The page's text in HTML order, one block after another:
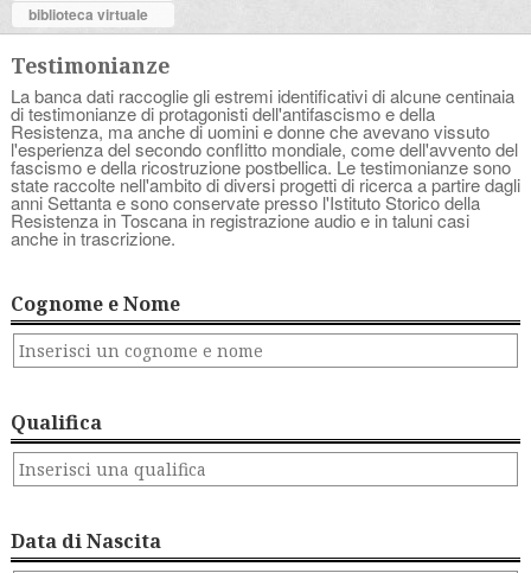
biblioteca virtuale
Testimonianze
La banca dati raccoglie gli estremi identificativi di alcune centinaia
di testimonianze di protagonisti dell'antifascismo e della
Resistenza, ma anche di uomini e donne che avevano vissuto
l'esperienza del secondo conflitto mondiale, come dell'avvento del
fascismo e della ricostruzione postbellica. Le testimonianze sono
state raccolte nell'ambito di diversi progetti di ricerca a partire dagli
anni Settanta e sono conservate presso l'Istituto Storico della
Resistenza in Toscana in registrazione audio e in taluni casi
anche in trascrizione.
Cognome e Nome
Qualifica
Data di Nascita